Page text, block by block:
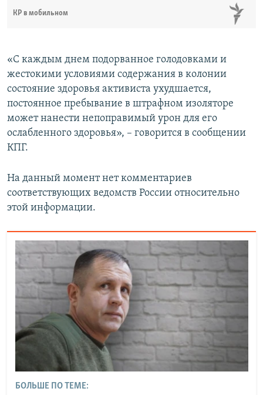
КР в мобильном
«С каждым днем подорванное голодовками и
жестокими условиями содержания в колонии
состояние здоровья активиста ухудшается,
постоянное пребывание в штрафном изоляторе
может нанести непоправимый урон для его
ослабленного здоровья», – говорится в сообщении
КПГ.
На данный момент нет комментариев
соответствующих ведомств России относительно
этой информации.
БОЛЬШЕ ПО ТЕМЕ: